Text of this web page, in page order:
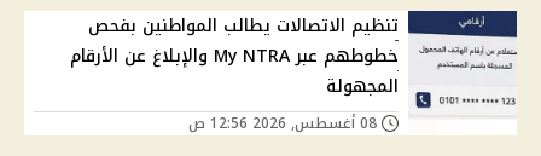
تنظيم الاتصالات يطالب المواطنين بفحص
خطوطهم عبر My NTRA والإبلاغ عن الأرقام
المجهولة